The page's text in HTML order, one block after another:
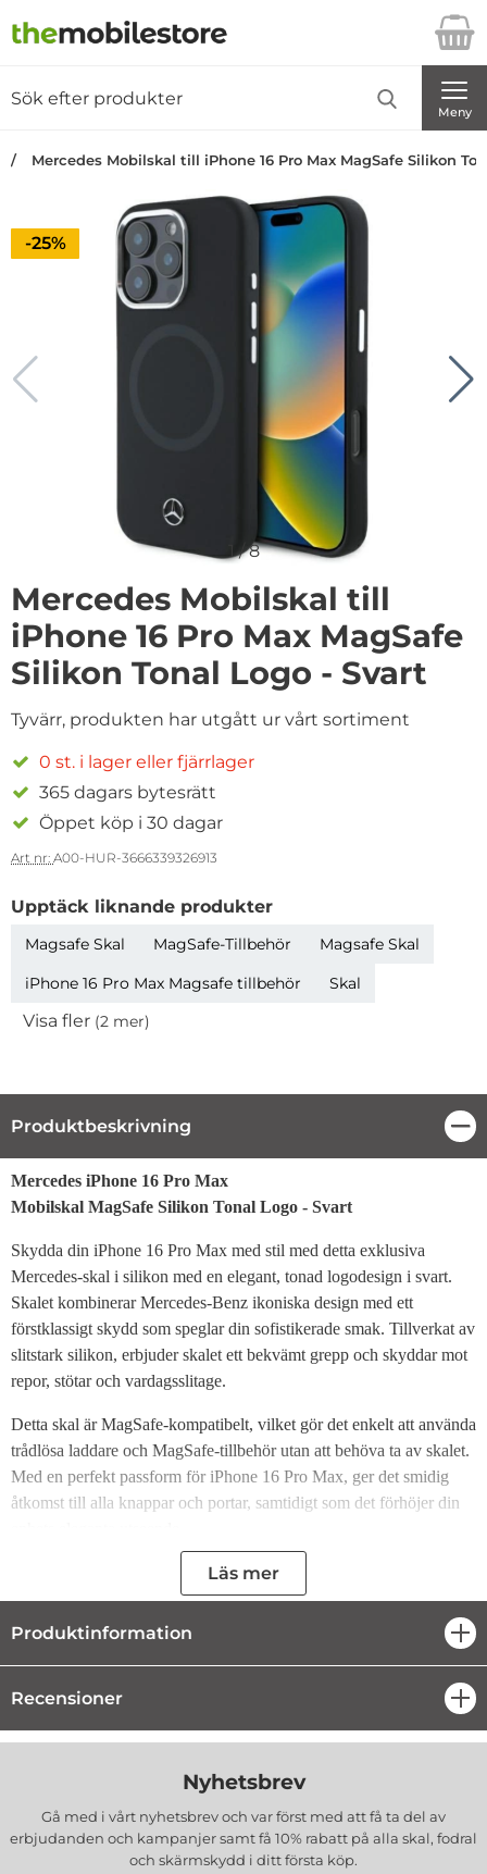
Startsidan för Danira Telecom AB
Meny
Mercedes Mobilskal till iPhone 16 Pro Max MagSafe Silikon
Priset är nedsatt med
-25%
1/8
Mercedes Mobilskal till
iPhone 16 Pro Max MagSafe
Silikon Tonal Logo - Svart
Tyvärr, produkten har utgått ur vårt sortiment
0 st. i lager eller fjärrlager
365 dagars bytesrätt
Öppet köp i 30 dagar
Art nr: A00-HUR-3666339326913
Upptäck liknande produkter
Magsafe Skal MagSafe-Tillbehör
Magsafe Skal
iPhone 16 Pro Max Magsafe tillbehör
Skal
Visa fler (2 mer)
Produktbeskrivning
Produktbeskrivning
Mercedes iPhone 16 Pro Max
Mobilskal MagSafe Silikon Tonal Logo - Svart
Skydda din iPhone 16 Pro Max med stil med detta exklusiva
Mercedes-skal i silikon med en elegant, tonad logodesign i svart.
Skalet kombinerar Mercedes-Benz ikoniska design med ett
förstklassigt skydd som speglar din sofistikerade smak. Tillverkat av
slitstark silikon, erbjuder skalet ett bekvämt grepp och skyddar mot
repor, stötar och vardagsslitage.
Detta skal är MagSafe-kompatibelt, vilket gör det enkelt att använda
trådlösa laddare och MagSafe-tillbehör utan att behöva ta av skalet.
Med en perfekt passform för iPhone 16 Pro Max, ger det smidig
åtkomst till alla knappar och portar, samtidigt som det förhöjer din
Mercedes-Benz tonad logodesign för en lyxig och diskret
look
hög skyddsnivå
Perfekt passform för iPhone 16 Pro Max med enkel åtkomst
Tillverkare : Mercedes
EAN: 3666339326913
Läs mer
Produktinformation
Recensioner
Nyhetsbrev
Gå med i vårt nyhetsbrev och var först med att få ta del av
erbjudanden och kampanjer samt få 10% rabatt på alla skal, fodral
och skärmskydd i ditt första köp.